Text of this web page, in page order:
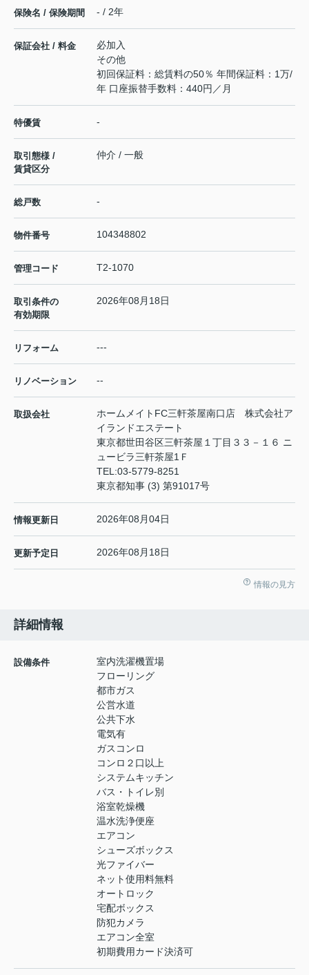
保険名 / 保険期間 - / 2年
保証会社 / 料金
必加入
その他
初回保証料：総賃料の50％ 年間保証料：1万/
年 口座振替手数料：440円／月
特優賃 -
取引態様 /
賃貸区分
仲介 / 一般
総戸数 -
物件番号 104348802
管理コード T2-1070
取引条件の
有効期限
2026年08月18日
リフォーム ---
リノベーション --
取扱会社
ホームメイトFC三軒茶屋南口店 株式会社ア
イランドエステート
東京都世田谷区三軒茶屋１丁目３３－１６ ニ
ュービラ三軒茶屋1Ｆ
TEL:03-5779-8251
東京都知事 (3) 第91017号
情報更新日 2026年08月04日
更新予定日 2026年08月18日
情報の見方
詳細情報
設備条件
室内洗濯機置場
フローリング
都市ガス
公営水道
公共下水
電気有
ガスコンロ
コンロ２口以上
システムキッチン
バス・トイレ別
浴室乾燥機
温水洗浄便座
エアコン
シューズボックス
光ファイバー
ネット使用料無料
オートロック
宅配ボックス
防犯カメラ
エアコン全室
初期費用カード決済可